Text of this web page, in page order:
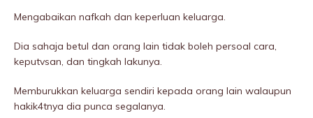
Mengabaikan nafkah dan keperluan keluarga.
Dia sahaja betul dan orang lain tidak boleh persoal cara,
keputvsan, dan tingkah lakunya.
Memburukkan keluarga sendiri kepada orang lain walaupun
hakik4tnya dia punca segalanya.